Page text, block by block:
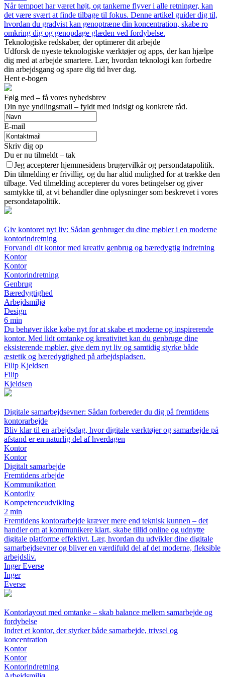
Når tempoet har været højt, og tankerne flyver i alle retninger, kan
det være svært at finde tilbage til fokus. Denne artikel guider dig til,
hvordan du gradvist kan genoptræne din koncentration, skabe ro
omkring dig og genopdage glæden ved fordybelse.
Teknologiske redskaber, der optimerer dit arbejde
Udforsk de nyeste teknologiske værktøjer og apps, der kan hjælpe
dig med at arbejde smartere. Lær, hvordan teknologi kan forbedre
din arbejdsgang og spare dig tid hver dag.
Hent e-bogen
Følg med – få vores nyhedsbrev
Din nye yndlingsmail – fyldt med indsigt og konkrete råd.
E-mail
Skriv dig op
Du er nu tilmeldt – tak
Jeg accepterer hjemmesidens brugervilkår og persondatapolitik.
Din tilmelding er frivillig, og du har altid mulighed for at trække den
tilbage. Ved tilmelding accepterer du vores betingelser og giver
samtykke til, at vi behandler dine oplysninger som beskrevet i vores
persondatapolitik.
Giv kontoret nyt liv: Sådan genbruger du dine møbler i en moderne
kontorindretning
Forvandl dit kontor med kreativ genbrug og bæredygtig indretning
Kontor
Kontor
Kontorindretning
Genbrug
Bæredygtighed
Arbejdsmiljø
Design
6 min
Du behøver ikke købe nyt for at skabe et moderne og inspirerende
kontor. Med lidt omtanke og kreativitet kan du genbruge dine
eksisterende møbler, give dem nyt liv og samtidig styrke både
æstetik og bæredygtighed på arbejdspladsen.
Filip Kjeldsen
Filip
Kjeldsen
Digitale samarbejdsevner: Sådan forbereder du dig på fremtidens
kontorarbejde
Bliv klar til en arbejdsdag, hvor digitale værktøjer og samarbejde på
afstand er en naturlig del af hverdagen
Kontor
Kontor
Digitalt samarbejde
Fremtidens arbejde
Kommunikation
Kontorliv
Kompetenceudvikling
2 min
Fremtidens kontorarbejde kræver mere end teknisk kunnen – det
handler om at kommunikere klart, skabe tillid online og udnytte
digitale platforme effektivt. Lær, hvordan du udvikler dine digitale
samarbejdsevner og bliver en værdifuld del af det moderne, fleksible
arbejdsliv.
Inger Everse
Inger
Everse
Kontorlayout med omtanke – skab balance mellem samarbejde og
fordybelse
Indret et kontor, der styrker både samarbejde, trivsel og
koncentration
Kontor
Kontor
Kontorindretning